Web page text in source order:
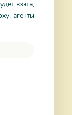
взята,
агенты